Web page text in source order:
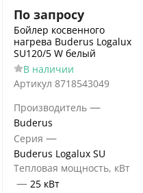
По запросу
Бойлер косвенного
нагрева Buderus Logalux
SU120/5 W белый
В наличии
Артикул 8718543049
Производитель —
Buderus
Серия —
Buderus Logalux SU
Тепловая мощность, кВт
— 25 кВт